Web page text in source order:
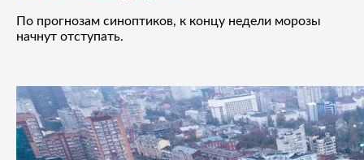
По прогнозам синоптиков, к концу недели морозы
начнут отступать.